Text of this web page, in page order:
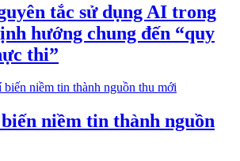
tắc sử dụng AI trong
hướng chung đến “quy
thi”
niềm tin thành nguồn